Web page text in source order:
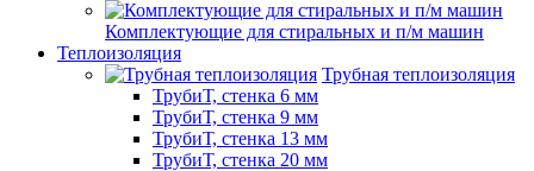
Комплектующие для стиральных и п/м машин
Теплоизоляция
Трубная теплоизоляция
ТрубиТ, стенка 6 мм
ТрубиТ, стенка 9 мм
ТрубиТ, стенка 13 мм
ТрубиТ, стенка 20 мм